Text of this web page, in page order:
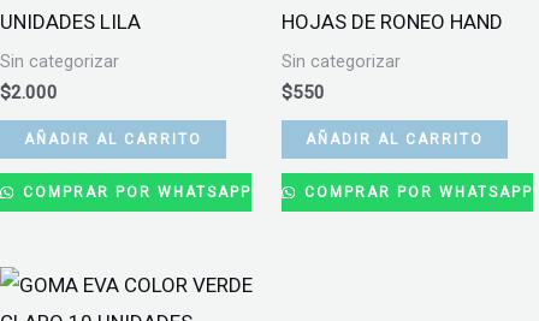
UNIDADES LILA
Sin categorizar
$2.000
AÑADIR AL CARRITO
COMPRAR POR WHATSAPP
HOJAS DE RONEO HAND
Sin categorizar
$550
AÑADIR AL CARRITO
COMPRAR POR WHATSAPP